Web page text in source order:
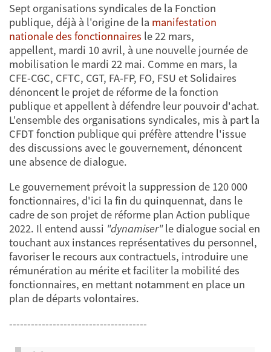
Sept organisations syndicales de la Fonction
publique, déjà à l'origine de la manifestation
nationale des fonctionnaires le 22 mars,
appellent, mardi 10 avril, à une nouvelle journée de
mobilisation le mardi 22 mai. Comme en mars, la
CFE-CGC, CFTC, CGT, FA-FP, FO, FSU et Solidaires
dénoncent le projet de réforme de la fonction
publique et appellent à défendre leur pouvoir d'achat.
L'ensemble des organisations syndicales, mis à part la
CFDT fonction publique qui préfère attendre l'issue
des discussions avec le gouvernement, dénoncent
une absence de dialogue.
Le gouvernement prévoit la suppression de 120 000
fonctionnaires, d'ici la fin du quinquennat, dans le
cadre de son projet de réforme plan Action publique
2022. Il entend aussi "dynamiser"le dialogue social en
touchant aux instances représentatives du personnel,
favoriser le recours aux contractuels, introduire une
rémunération au mérite et faciliter la mobilité des
fonctionnaires, en mettant notamment en place un
plan de départs volontaires.
--------------------------------------